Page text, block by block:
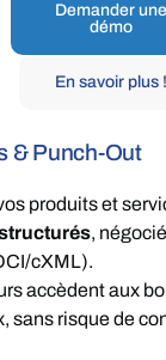
Demander une
démo
En savoir plus !
& Punch-Out
produits et
,
cXML).
accèdent aux
sans risque de